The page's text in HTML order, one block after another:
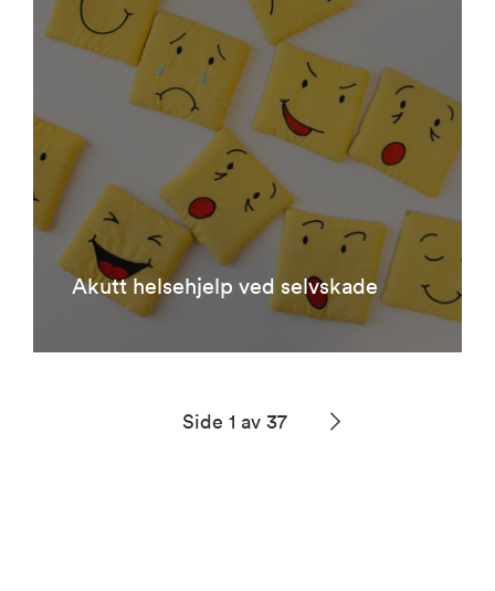
Akutt helsehjelp ved selvskade
Side 1 av 37